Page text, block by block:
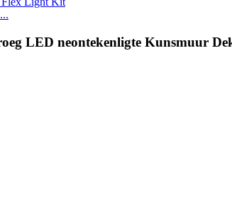
LED neontekenligte Kunsmuur